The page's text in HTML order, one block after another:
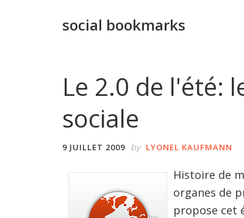
social bookmarks
Le 2.0 de l'été:
sociale
9 JUILLET 2009 by LYONEL KAUFMANN
Histoire de
organes de
propose cet